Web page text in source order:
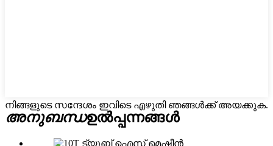
നിങ്ങളുടെ സന്ദേശം ഇവിടെ എഴുതി ഞങ്ങൾക്ക് അയക്കുക.
അനുബന്ധഉൽപ്പന്നങ്ങൾ